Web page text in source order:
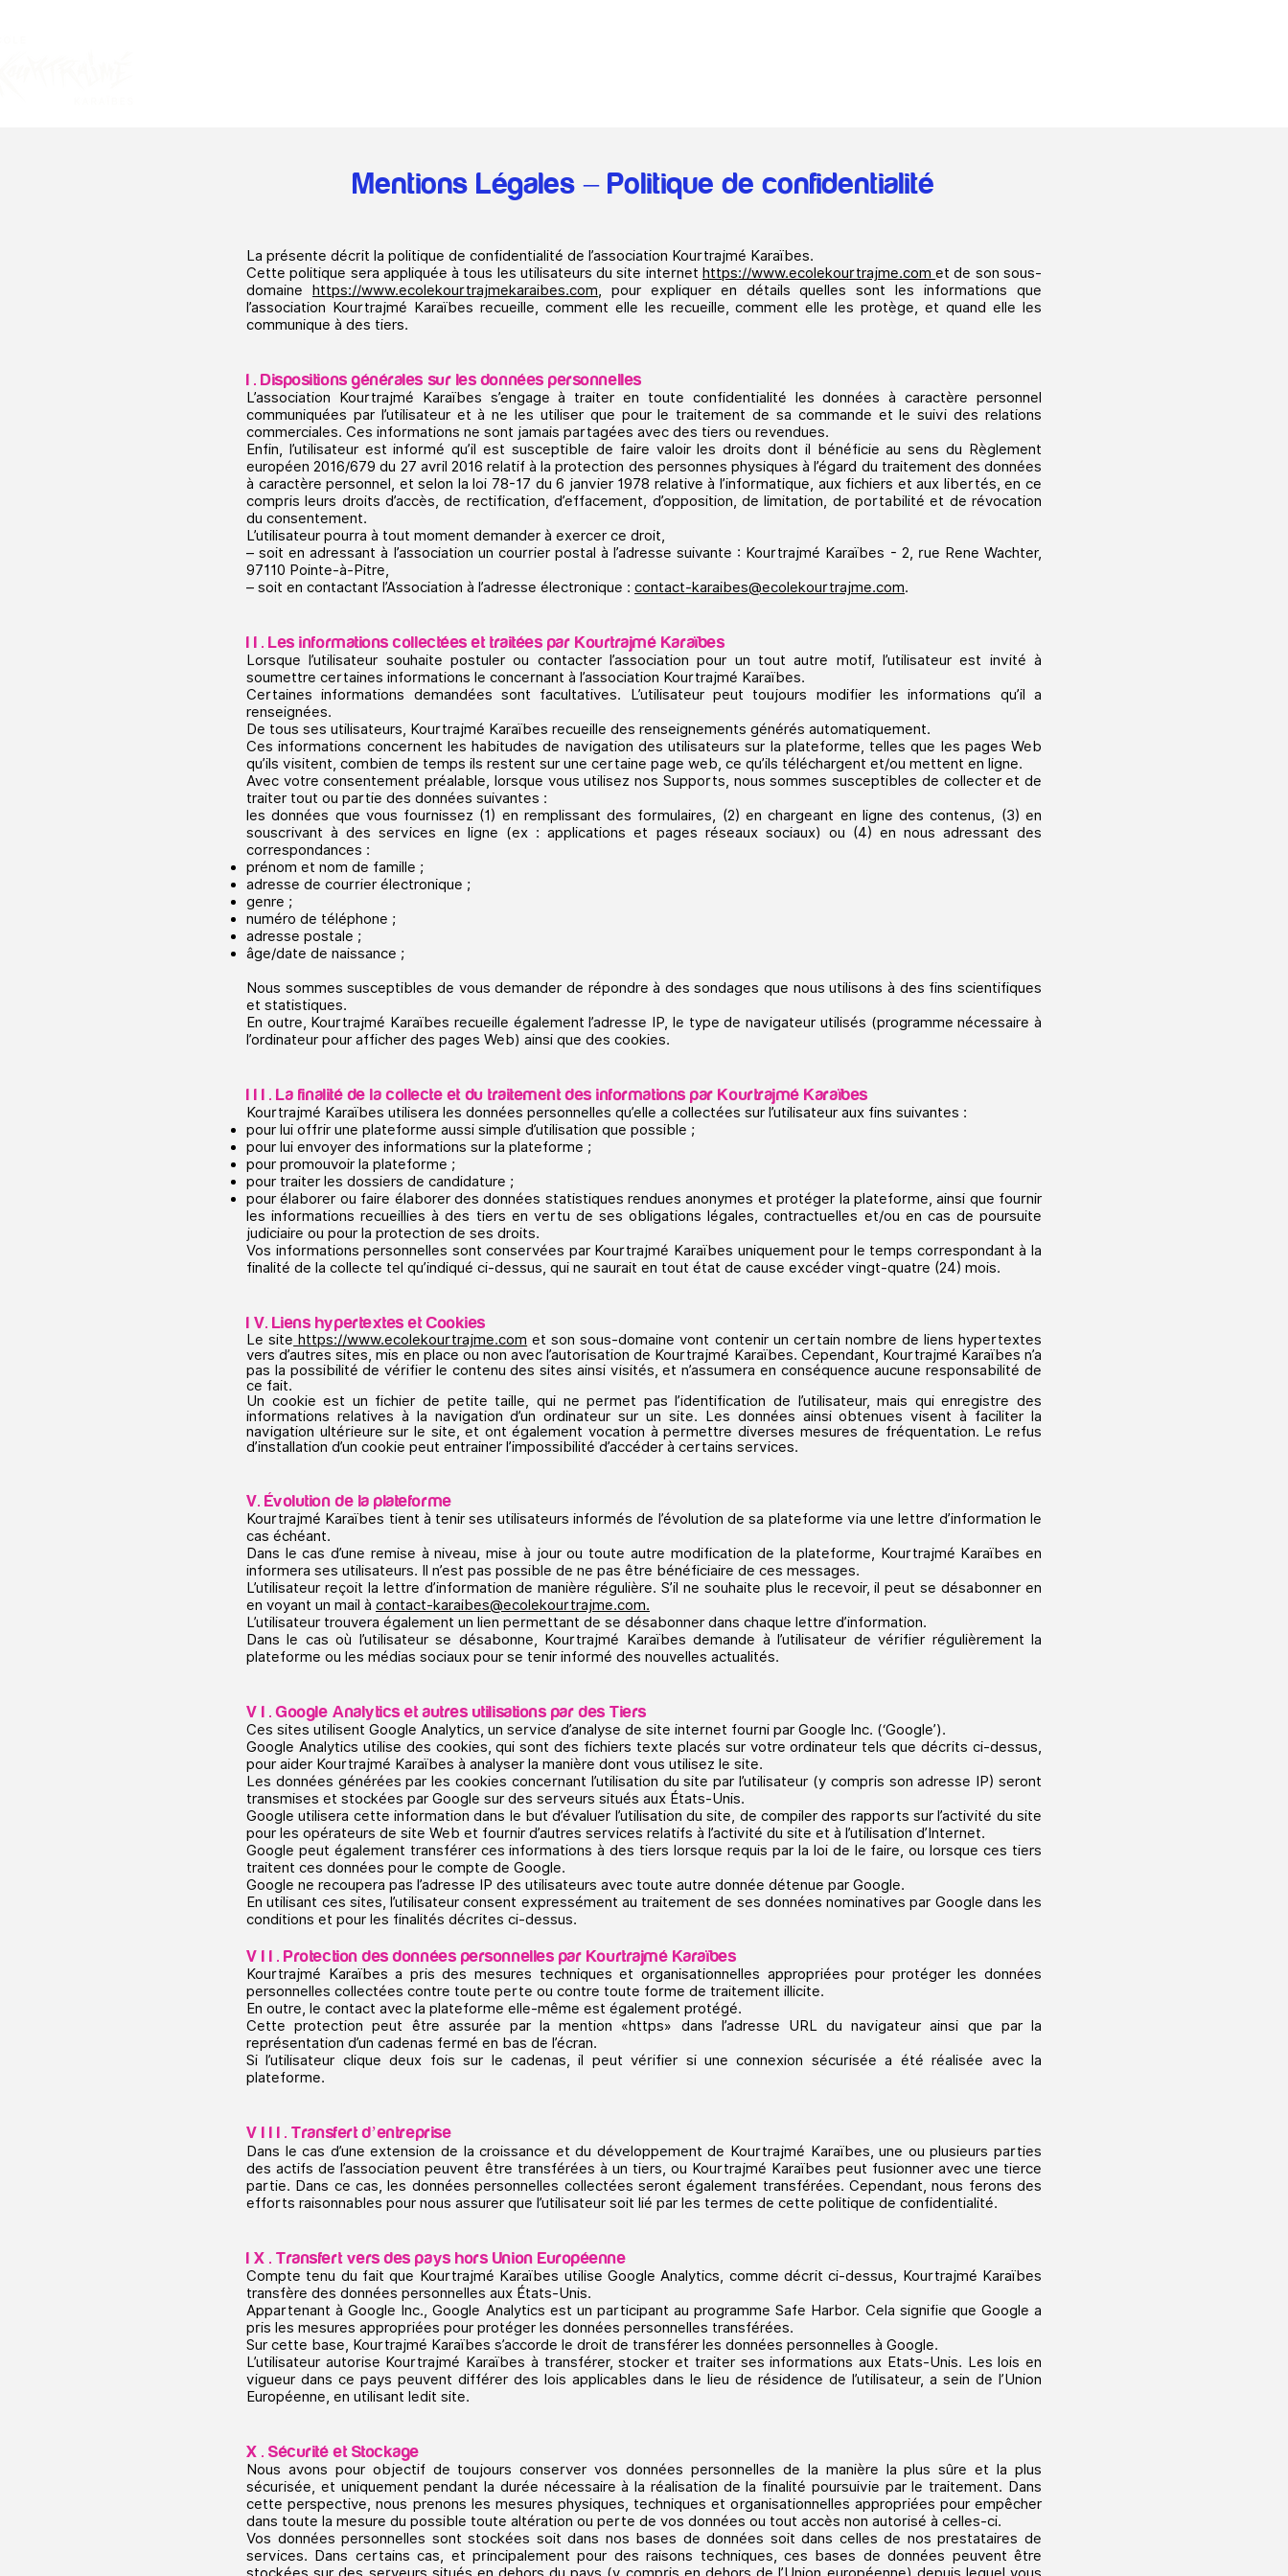
Mentions Légales – Politique de confidentialité
La présente décrit la politique de confidentialité de l’association Kourtrajmé Karaïbes.
Cette politique sera appliquée à tous les utilisateurs du site internet https://www.ecolekourtrajme.comet de son sous-
domaine https://www.ecolekourtrajmekaraibes.com, pour expliquer en détails quelles sont les informations que
l’association Kourtrajmé Karaïbes recueille, comment elle les recueille, comment elle les protège, et quand elle les
communique à des tiers.
I . Dispositions générales sur les données personnelles
L’association Kourtrajmé Karaïbes s’engage à traiter en toute confidentialité les données à caractère personnel
communiquées par l’utilisateur et à ne les utiliser que pour le traitement de sa commande et le suivi des relations
commerciales. Ces informations ne sont jamais partagées avec des tiers ou revendues.
Enfin, l’utilisateur est informé qu’il est susceptible de faire valoir les droits dont il bénéficie au sens du Règlement
européen 2016/679 du 27 avril 2016 relatif à la protection des personnes physiques à l’égard du traitement des données
à caractère personnel, et selon la loi 78-17 du 6 janvier 1978 relative à l’informatique, aux fichiers et aux libertés, en ce
compris leurs droits d’accès, de rectification, d’effacement, d’opposition, de limitation, de portabilité et de révocation
du consentement.
L’utilisateur pourra à tout moment demander à exercer ce droit,
– soit en adressant à l’association un courrier postal à l’adresse suivante : Kourtrajmé Karaïbes - 2, rue Rene Wachter,
97110 Pointe-à-Pitre,
– soit en contactant l’Association à l’adresse électronique : contact-karaibes@ecolekourtrajme.com.
I I . Les informations collectées et traitées par Kourtrajmé Karaïbes
Lorsque l’utilisateur souhaite postuler ou contacter l’association pour un tout autre motif, l’utilisateur est invité à
soumettre certaines informations le concernant à l’association Kourtrajmé Karaïbes.
Certaines informations demandées sont facultatives. L’utilisateur peut toujours modifier les informations qu’il a
renseignées.
De tous ses utilisateurs, Kourtrajmé Karaïbes recueille des renseignements générés automatiquement.
Ces informations concernent les habitudes de navigation des utilisateurs sur la plateforme, telles que les pages Web
qu’ils visitent, combien de temps ils restent sur une certaine page web, ce qu’ils téléchargent et/ou mettent en ligne.
Avec votre consentement préalable, lorsque vous utilisez nos Supports, nous sommes susceptibles de collecter et de
traiter tout ou partie des données suivantes :
les données que vous fournissez (1) en remplissant des formulaires, (2) en chargeant en ligne des contenus, (3) en
souscrivant à des services en ligne (ex : applications et pages réseaux sociaux) ou (4) en nous adressant des
correspondances :
prénom et nom de famille ;
adresse de courrier électronique ;
genre ;
numéro de téléphone ;
adresse postale ;
âge/date de naissance ;
Nous sommes susceptibles de vous demander de répondre à des sondages que nous utilisons à des fins scientifiques
et statistiques.
En outre, Kourtrajmé Karaïbes recueille également l’adresse IP, le type de navigateur utilisés (programme nécessaire à
l’ordinateur pour afficher des pages Web) ainsi que des cookies.
I I I . La finalité de la collecte et du traitement des informations parKourtrajmé Karaïbes
Kourtrajmé Karaïbes utilisera les données personnelles qu’elle a collectées sur l’utilisateur aux fins suivantes :
pour lui offrir une plateforme aussi simple d’utilisation que possible ;
pour lui envoyer des informations sur la plateforme ;
pour promouvoir la plateforme ;
pour traiter les dossiers de candidature ;
pour élaborer ou faire élaborer des données statistiques rendues anonymes et protéger la plateforme, ainsi que fournir
les informations recueillies à des tiers en vertu de ses obligations légales, contractuelles et/ou en cas de poursuite
judiciaire ou pour la protection de ses droits.
Vos informations personnelles sont conservées par Kourtrajmé Karaïbes uniquement pour le temps correspondant à la
finalité de la collecte tel qu’indiqué ci-dessus, qui ne saurait en tout état de cause excéder vingt-quatre (24) mois.
I V. Liens hypertextes et Cookies
Le site https://www.ecolekourtrajme.com et son sous-domaine vont contenir un certain nombre de liens hypertextes
vers d’autres sites, mis en place ou non avec l’autorisation de Kourtrajmé Karaïbes. Cependant, Kourtrajmé Karaïbes n’a
pas la possibilité de vérifier le contenu des sites ainsi visités, et n’assumera en conséquence aucune responsabilité de
ce fait.
Un cookie est un fichier de petite taille, qui ne permet pas l’identification de l’utilisateur, mais qui enregistre des
informations relatives à la navigation d’un ordinateur sur un site. Les données ainsi obtenues visent à faciliter la
navigation ultérieure sur le site, et ont également vocation à permettre diverses mesures de fréquentation. Le refus
d’installation d’un cookie peut entrainer l’impossibilité d’accéder à certains services.
V. Évolution de la plateforme
Kourtrajmé Karaïbes tient à tenir ses utilisateurs informés de l’évolution de sa plateforme via une lettre d’information le
cas échéant.
Dans le cas d’une remise à niveau, mise à jour ou toute autre modification de la plateforme, Kourtrajmé Karaïbes en
informera ses utilisateurs. Il n’est pas possible de ne pas être bénéficiaire de ces messages.
L’utilisateur reçoit la lettre d’information de manière régulière. S’il ne souhaite plus le recevoir, il peut se désabonner en
en voyant un mail à contact-karaibes@ecolekourtrajme.com.
L’utilisateur trouvera également un lien permettant de se désabonner dans chaque lettre d’information.
Dans le cas où l’utilisateur se désabonne, Kourtrajmé Karaïbes demande à l’utilisateur de vérifier régulièrement la
plateforme ou les médias sociaux pour se tenir informé des nouvelles actualités.
V I . Google Analytics et autres utilisations par des Tiers
Ces sites utilisent Google Analytics, un service d’analyse de site internet fourni par Google Inc. (‘Google’).
Google Analytics utilise des cookies, qui sont des fichiers texte placés sur votre ordinateur tels que décrits ci-dessus,
pour aider Kourtrajmé Karaïbes à analyser la manière dont vous utilisez le site.
Les données générées par les cookies concernant l’utilisation du site par l’utilisateur (y compris son adresse IP) seront
transmises et stockées par Google sur des serveurs situés aux États-Unis.
Google utilisera cette information dans le but d’évaluer l’utilisation du site, de compiler des rapports sur l’activité du site
pour les opérateurs de site Web et fournir d’autres services relatifs à l’activité du site et à l’utilisation d’Internet.
Google peut également transférer ces informations à des tiers lorsque requis par la loi de le faire, ou lorsque ces tiers
traitent ces données pour le compte de Google.
Google ne recoupera pas l’adresse IP des utilisateurs avec toute autre donnée détenue par Google.
En utilisant ces sites, l’utilisateur consent expressément au traitement de ses données nominatives par Google dans les
conditions et pour les finalités décrites ci-dessus.
V I I . Protection des données personnelles par Kourtrajmé Karaïbes
Kourtrajmé Karaïbes a pris des mesures techniques et organisationnelles appropriées pour protéger les données
personnelles collectées contre toute perte ou contre toute forme de traitement illicite.
En outre, le contact avec la plateforme elle-même est également protégé.
Cette protection peut être assurée par la mention «https» dans l’adresse URL du navigateur ainsi que par la
représentation d’un cadenas fermé en bas de l’écran.
Si l’utilisateur clique deux fois sur le cadenas, il peut vérifier si une connexion sécurisée a été réalisée avec la
plateforme.
V I I I . Transfert d’entreprise
Dans le cas d’une extension de la croissance et du développement de Kourtrajmé Karaïbes, une ou plusieurs parties
des actifs de l’association peuvent être transférées à un tiers, ou Kourtrajmé Karaïbes peut fusionner avec une tierce
partie. Dans ce cas, les données personnelles collectées seront également transférées. Cependant, nous ferons des
efforts raisonnables pour nous assurer que l’utilisateur soit lié par les termes de cette politique de confidentialité.
I X . Transfert vers des pays hors Union Européenne
Compte tenu du fait que Kourtrajmé Karaïbes utilise Google Analytics, comme décrit ci-dessus, Kourtrajmé Karaïbes
transfère des données personnelles aux États-Unis.
Appartenant à Google Inc., Google Analytics est un participant au programme Safe Harbor. Cela signifie que Google a
pris les mesures appropriées pour protéger les données personnelles transférées.
Sur cette base, Kourtrajmé Karaïbes s’accorde le droit de transférer les données personnelles à Google.
L’utilisateur autorise Kourtrajmé Karaïbes à transférer, stocker et traiter ses informations aux Etats-Unis. Les lois en
vigueur dans ce pays peuvent différer des lois applicables dans le lieu de résidence de l’utilisateur, a sein de l’Union
Européenne, en utilisant ledit site.
X . Sécurité et Stockage
Nous avons pour objectif de toujours conserver vos données personnelles de la manière la plus sûre et la plus
sécurisée, et uniquement pendant la durée nécessaire à la réalisation de la finalité poursuivie par le traitement. Dans
cette perspective, nous prenons les mesures physiques, techniques et organisationnelles appropriées pour empêcher
dans toute la mesure du possible toute altération ou perte de vos données ou tout accès non autorisé à celles-ci.
Vos données personnelles sont stockées soit dans nos bases de données soit dans celles de nos prestataires de
services. Dans certains cas, et principalement pour des raisons techniques, ces bases de données peuvent être